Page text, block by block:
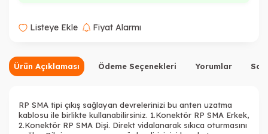
Listeye Ekle Fiyat Alarmı
Ürün Açıklaması Ödeme Seçenekleri Yorumlar
RP SMA tipi çıkış sağlayan devrelerinizi bu anten uzatma
kablosu ile birlikte kullanabilirsiniz. 1.Konektör RP SMA Erkek,
2.Konektör RP SMA Dişi. Direkt vidalanarak sıkıca oturmasını